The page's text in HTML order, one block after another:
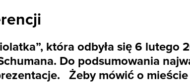
która odbyła się 6 lutego
Do podsumowania
Żeby mówić o